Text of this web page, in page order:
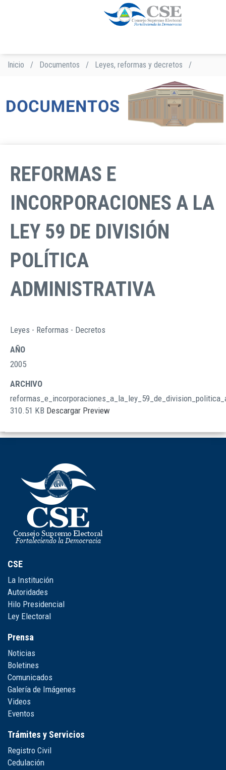
Sobrescribir
ayuda
a
Inicio / Documentos / Leyes, reformas y decretos /
REFORMAS E
INCORPORACIONES A LA
LEY 59 DE DIVISIÓN
POLÍTICA
ADMINISTRATIVA
TIPO
DOCUMENTOS
Leyes - Reformas - Decretos
AÑO
2005
ARCHIVO
310.51 KB Descargar Preview
CSE
La Institución
Autoridades
Hilo Presidencial
Ley Electoral
Prensa
Noticias
Boletines
Comunicados
Galería de Imágenes
Videos
Eventos
Trámites y Servicios
Registro Civil
Cedulación